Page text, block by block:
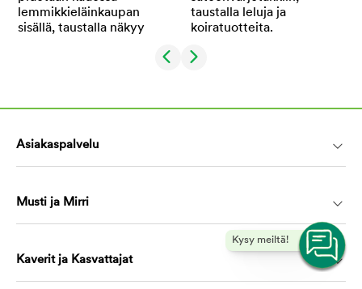
Kysy meiltä!
Asiakaspalvelu
Musti ja Mirri
Kaverit ja Kasvattajat